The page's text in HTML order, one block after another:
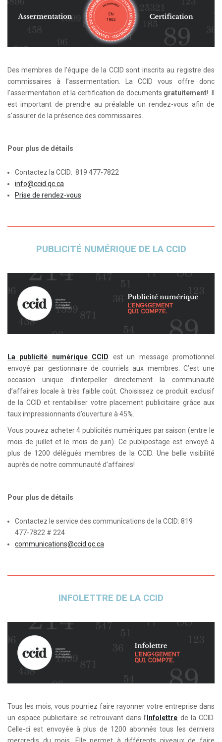
Des membres de l’équipe de la CCID sont inscrits au registre des
commissaires à l’assermentation. La CCID vous offre donc
l’assermentation et la certification de documents gratuitement! Il
est important de prendre au préalable un rendez-vous afin de
s’assurer de la présence des commissaires.
Pour plus de détails
Contactez la CCID: 819 477-7822
info@ccid.qc.ca
Prise de rendez-vous
PUBLICITÉ NUMÉRIQUE DE LA CCID
La publicité numérique CCID est un message promotionnel
envoyé par gestionnaire de courriels aux membres. C’est une
occasion unique d’interpeller directement la communauté
d’affaires locale à très faible coût. Choisissez ce produit exclusif
de la CCID et rentabiliser votre placement publicitaire grâce aux
taux impressionnants d’ouverture à 45%.
Vous pouvez acheter 4 publicités numériques par saison (entre le
mois de juillet et le mois de juin). Ce publipostage est envoyé à
plus de 1200 délégués membres de la CCID. Une belle visibilité
auprès de notre communauté d’affaires!
Pour plus de détails
Contactez le service des communications de la CCID: 819
477-7822 # 224
communications@ccid.qc.ca
INFOLETTRE DE LA CCID
Tous les mois, vous pourriez faire rayonner votre entreprise dans
un espace publicitaire se retrouvant dans l’Infolettre de la CCID.
Celle-ci est envoyée à plus de 1200 abonnés tous les derniers
mercredis du mois. Elle permet à différents niveaux de faire